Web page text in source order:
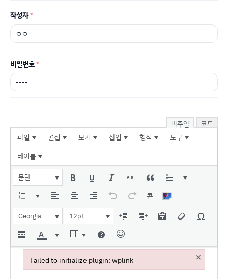
작성자*
비밀번호*
비주얼 코드
파일 편집 보기 삽입 형식
도구
테이블
문단
콘
Georgia 12pt
Failed to initialize plugin: wplink ×
Failed to initialize plugin: wplink